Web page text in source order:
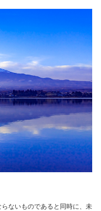
ないものであると同時に、未